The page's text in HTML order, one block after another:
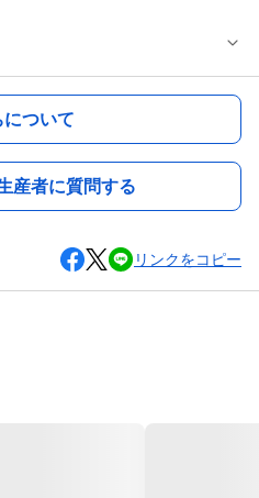
ついて
産者に質問する
リンクをコピー